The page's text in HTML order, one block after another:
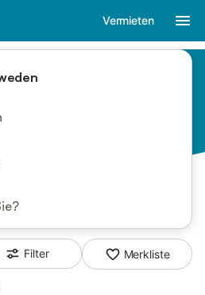
Vermieten
Filter Merkliste